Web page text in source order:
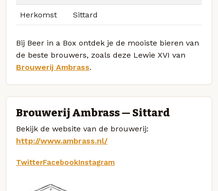
Herkomst Sittard
Bij Beer in a Box ontdek je de mooiste bieren van
de beste brouwers, zoals deze Lewie XVI van
Brouwerij Ambrass.
Brouwerij Ambrass — Sittard
Bekijk de website van de brouwerij:
http://www.ambrass.nl/
TwitterFacebookInstagram